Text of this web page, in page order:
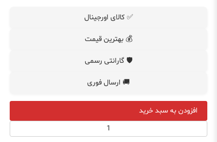
✅ کالای اورجینال
💰 بهترین قیمت
🛡️ گارانتی رسمی
🚚 ارسال فوری
افزودن به سبد خرید